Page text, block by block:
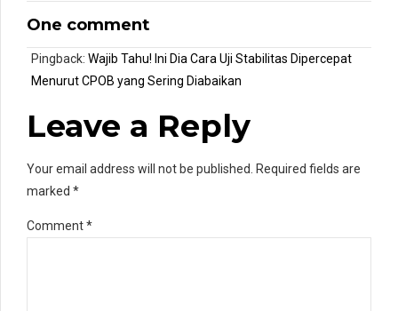
One comment
Pingback: Wajib Tahu! Ini Dia Cara Uji Stabilitas Dipercepat
Menurut CPOB yang Sering Diabaikan
Leave a Reply
Your email address will not be published. Required fields are
marked *
Comment*